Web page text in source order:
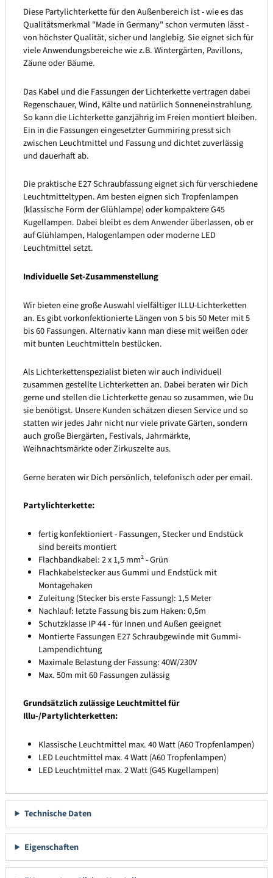
Diese Partylichterkette für den Außenbereich ist - wie es das
Qualitätsmerkmal "Made in Germany" schon vermuten lässt -
von höchster Qualität, sicher und langlebig. Sie eignet sich für
viele Anwendungsbereiche wie z.B. Wintergärten, Pavillons,
Zäune oder Bäume.
Das Kabel und die Fassungen der Lichterkette vertragen dabei
Regenschauer, Wind, Kälte und natürlich Sonneneinstrahlung.
So kann die Lichterkette ganzjährig im Freien montiert bleiben.
Ein in die Fassungen eingesetzter Gummiring presst sich
zwischen Leuchtmittel und Fassung und dichtet zuverlässig
und dauerhaft ab.
Die praktische E27 Schraubfassung eignet sich für verschiedene
Leuchtmitteltypen. Am besten eignen sich Tropfenlampen
(klassische Form der Glühlampe) oder kompaktere G45
Kugellampen. Dabei bleibt es dem Anwender überlassen, ob er
auf Glühlampen, Halogenlampen oder moderne LED
Leuchtmittel setzt.
Individuelle Set-Zusammenstellung
Wir bieten eine große Auswahl vielfältiger ILLU-Lichterketten
an. Es gibt vorkonfektionierte Längen von 5 bis 50 Meter mit 5
bis 60 Fassungen. Alternativ kann man diese mit weißen oder
mit bunten Leuchtmitteln bestücken.
Als Lichterkettenspezialist bieten wir auch individuell
zusammen gestellte Lichterketten an. Dabei beraten wir Dich
gerne und stellen die Lichterkette genau so zusammen, wie Du
sie benötigst. Unsere Kunden schätzen diesen Service und so
statten wir jedes Jahr nicht nur viele private Gärten, sondern
auch große Biergärten, Festivals, Jahrmärkte,
Weihnachtsmärkte oder Zirkuszelte aus.
Gerne beraten wir Dich persönlich, telefonisch oder per email.
Partylichterkette:
fertig konfektioniert - Fassungen, Stecker und Endstück
sind bereits montiert
Flachbandkabel: 2 x 1,5 mm² - Grün
Flachkabelstecker aus Gummi und Endstück mit
Montagehaken
Zuleitung (Stecker bis erste Fassung): 1,5 Meter
Nachlauf: letzte Fassung bis zum Haken: 0,5m
Schutzklasse IP 44 - für Innen und Außen geeignet
Montierte Fassungen E27 Schraubgewinde mit Gummi-
Lampendichtung
Maximale Belastung der Fassung: 40W/230V
Max. 50m mit 60 Fassungen zulässig
Grundsätzlich zulässige Leuchtmittel für
Illu-/Partylichterketten:
Klassische Leuchtmittel max. 40 Watt (A60 Tropfenlampen)
LED Leuchtmittel max. 4 Watt (A60 Tropfenlampen)
LED Leuchtmittel max. 2 Watt (G45 Kugellampen)
Technische Daten
Eigenschaften